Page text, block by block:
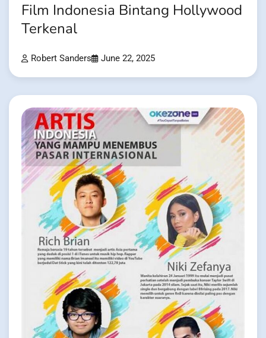
Film Indonesia Bintang Hollywood
Terkenal
Robert Sanders June 22, 2025